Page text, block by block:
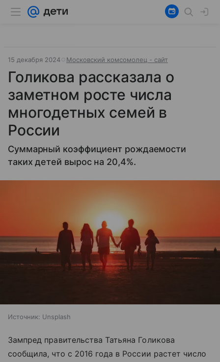
15 декабря 2024 Московский комсомолец - сайт
Голикова рассказала о
заметном росте числа
многодетных семей в
России
Суммарный коэффициент рождаемости
таких детей вырос на 20,4%.
Источник: Unsplash
Зампред правительства Татьяна Голикова
сообщила, что с 2016 года в России растет число